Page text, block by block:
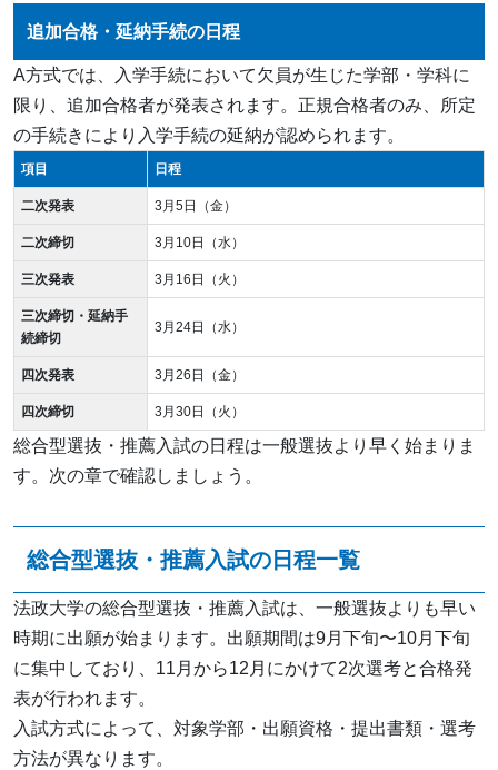
追加合格・延納手続の日程
A方式では、入学手続において欠員が生じた学部・学科に
限り、追加合格者が発表されます。正規合格者のみ、所定
の手続きにより入学手続の延納が認められます。
項目 日程
二次発表 3月5日（金）
二次締切 3月10日（水）
三次発表 3月16日（火）
三次締切・延納手
続締切
3月24日（水）
四次発表 3月26日（金）
四次締切 3月30日（火）
総合型選抜・推薦入試の日程は一般選抜より早く始まりま
す。次の章で確認しましょう。
総合型選抜・推薦入試の日程一覧
法政大学の総合型選抜・推薦入試は、一般選抜よりも早い
時期に出願が始まります。出願期間は9月下旬〜10月下旬
に集中しており、11月から12月にかけて2次選考と合格発
表が行われます。
入試方式によって、対象学部・出願資格・提出書類・選考
方法が異なります。